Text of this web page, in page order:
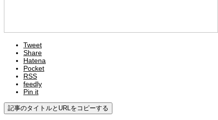
Tweet
Share
Hatena
Pocket
RSS
feedly
Pin it
記事のタイトルとURLをコピーする